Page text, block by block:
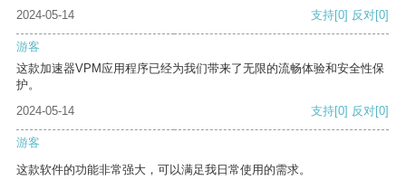
2024-05-14 支持[0] 反对[0]
游客
这款加速器VPM应用程序已经为我们带来了无限的流畅体验和安全性保
护。
2024-05-14
支持[0] 反对[0]
游客
这款软件的功能非常强大，可以满足我日常使用的需求。